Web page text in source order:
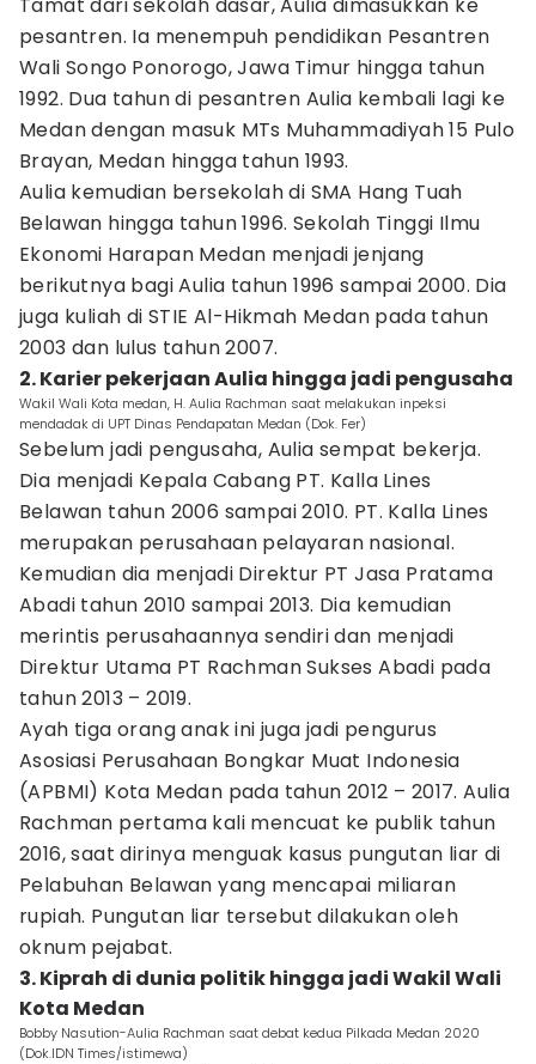
pesantren. Ia menempuh pendidikan Pesantren
Wali Songo Ponorogo, Jawa Timur hingga tahun
1992. Dua tahun di pesantren Aulia kembali lagi ke
Medan dengan masuk MTs Muhammadiyah 15 Pulo
Brayan, Medan hingga tahun 1993.
Aulia kemudian bersekolah di SMA Hang Tuah
Belawan hingga tahun 1996. Sekolah Tinggi Ilmu
Ekonomi Harapan Medan menjadi jenjang
berikutnya bagi Aulia tahun 1996 sampai 2000. Dia
juga kuliah di STIE Al-Hikmah Medan pada tahun
2003 dan lulus tahun 2007.
2. Karier pekerjaan Aulia hingga jadi pengusaha
Wakil Wali Kota medan, H. Aulia Rachman saat melakukan inpeksi
mendadak di UPT Dinas Pendapatan Medan (Dok. Fer)
Sebelum jadi pengusaha, Aulia sempat bekerja.
Dia menjadi Kepala Cabang PT. Kalla Lines
Belawan tahun 2006 sampai 2010. PT. Kalla Lines
merupakan perusahaan pelayaran nasional.
Kemudian dia menjadi Direktur PT Jasa Pratama
Abadi tahun 2010 sampai 2013. Dia kemudian
merintis perusahaannya sendiri dan menjadi
Direktur Utama PT Rachman Sukses Abadi pada
tahun 2013 – 2019.
Ayah tiga orang anak ini juga jadi pengurus
Asosiasi Perusahaan Bongkar Muat Indonesia
(APBMI) Kota Medan pada tahun 2012 – 2017. Aulia
Rachman pertama kali mencuat ke publik tahun
2016, saat dirinya menguak kasus pungutan liar di
Pelabuhan Belawan yang mencapai miliaran
rupiah. Pungutan liar tersebut dilakukan oleh
oknum pejabat.
3. Kiprah di dunia politik hingga jadi Wakil Wali
Kota Medan
Bobby Nasution-Aulia Rachman saat debat kedua Pilkada Medan 2020
(Dok.IDN Times/istimewa)